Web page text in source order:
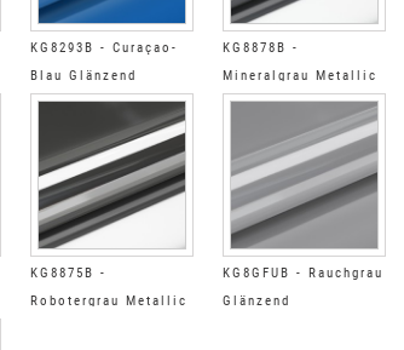
KG8293B - Curaçao-
Blau Glänzend
KG8878B -
Mineralgrau Metallic
Glänzend
KG8875B -
Robotergrau Metallic
KG8GFUB - Rauchgrau
Glänzend